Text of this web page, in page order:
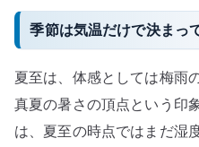
季節は気温だけで決まっ
夏至は、体感としては梅雨
真夏の暑さの頂点という印
は、夏至の時点ではまだ湿